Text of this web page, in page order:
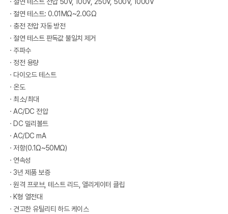
ㆍ절연 테스트: 0.01MΩ~2.0GΩ
ㆍ충전 전압 자동 방전
ㆍ절연 테스트 판독값 불일치 제거
ㆍ주파수
ㆍ정전 용량
ㆍ다이오드 테스트
ㆍ온도
ㆍ최소/최대
ㆍAC/DC 전압
ㆍDC 밀리볼트
ㆍAC/DC mA
ㆍ저항(0.1Ω~50MΩ)
ㆍ연속성
ㆍ3년 제품 보증
ㆍ원격 프로브, 테스트 리드, 앨리게이터 클립
ㆍK형 열전대
ㆍ견고한 유틸리티 하드 케이스